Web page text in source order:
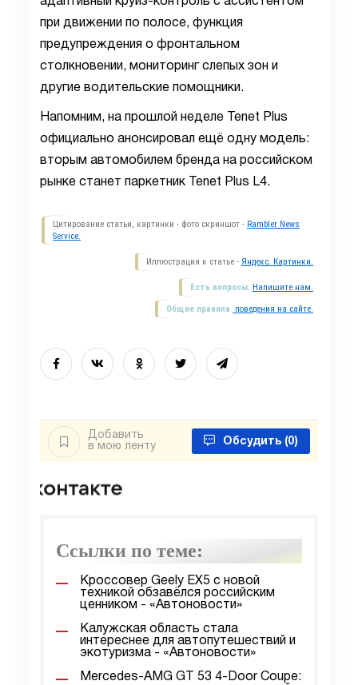
при движении по полосе, функция
предупреждения о фронтальном
столкновении, мониторинг слепых зон и
другие водительские помощники.
Напомним, на прошлой неделе Tenet Plus
официально анонсировал ещё одну модель:
вторым автомобилем бренда на российском
рынке станет паркетник Tenet Plus L4.
Цитирование статьи, картинки - фото скриншот - Rambler News
Service.
Иллюстрация к статье - Яндекс. Картинки.
Есть вопросы. Напишите нам.
Общие правила поведения на сайте.
Добавить
в мою ленту
Обсудить (0)
Ссылки по теме:
Кроссовер Geely EX5 с новой
техникой обзавёлся российским
ценником - «Автоновости»
Калужская область стала
интереснее для автопутешествий и
экотуризма - «Автоновости»
Mercedes-AMG GT 53 4-Door Coupe: